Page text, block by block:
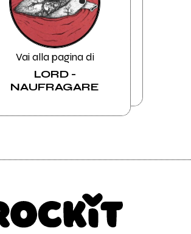
Vai alla pagina di
LORD -
NAUFRAGARE